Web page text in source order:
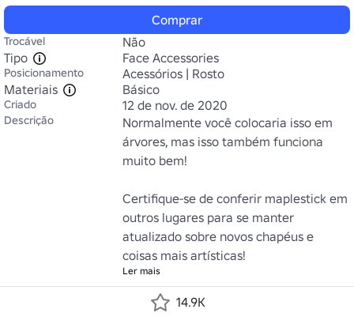
Comprar
Trocável
Não
Tipo
Face Accessories
Posicionamento
Acessórios | Rosto
Materiais
Básico
Criado 12 de nov. de 2020
Descrição
Normalmente você colocaria isso em
árvores, mas isso também funciona
muito bem!
Certifique-se de conferir maplestick em
outros lugares para se manter
atualizado sobre novos chapéus e
coisas mais artísticas!
Ler mais
14.9K